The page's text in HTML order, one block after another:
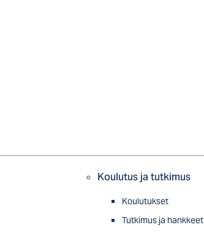
Koulutus ja tutkimus
Koulutukset
Tutkimus ja hankkeet